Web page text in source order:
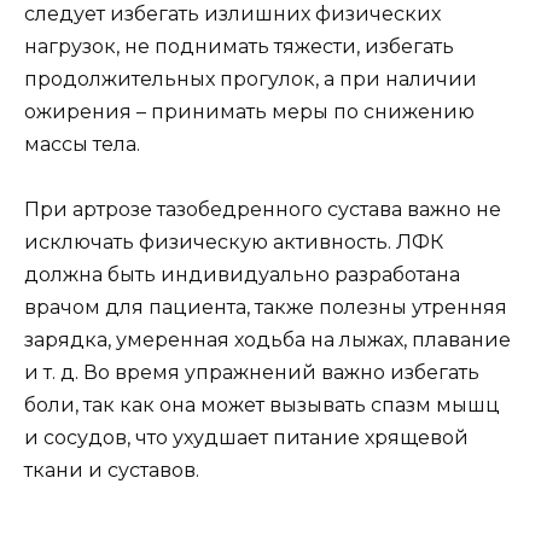
следует избегать излишних физических
нагрузок, не поднимать тяжести, избегать
продолжительных прогулок, а при наличии
ожирения – принимать меры по снижению
массы тела.
При артрозе тазобедренного сустава важно не
исключать физическую активность. ЛФК
должна быть индивидуально разработана
врачом для пациента, также полезны утренняя
зарядка, умеренная ходьба на лыжах, плавание
и т. д. Во время упражнений важно избегать
боли, так как она может вызывать спазм мышц
и сосудов, что ухудшает питание хрящевой
ткани и суставов.